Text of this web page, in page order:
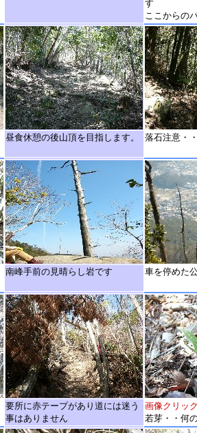
す
ここからの
昼食休憩の後山頂を目指します。 落石注意・
南峰手前の見晴らし岩です 車を停めた
要所に赤テープがあり道には迷う
事はありません
画像クリッ
若芽・・何